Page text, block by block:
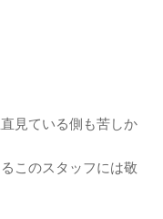
見ている側も苦しか
このスタッフには敬